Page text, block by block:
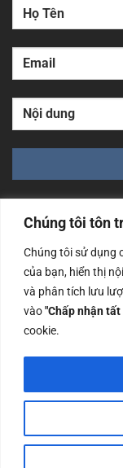
Chúng tôi tôn
Chúng tôi sử dụng
của bạn, hiển thị
và phân tích lưu
vào"Chấp nhận tất
cookie.
Công ty TNHH
cấp ngày 14/06/
Nội
Copyrights